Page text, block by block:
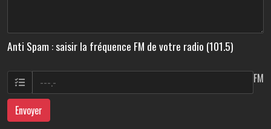
Anti Spam : saisir la fréquence FM de votre radio (101.5)
FM
Envoyer